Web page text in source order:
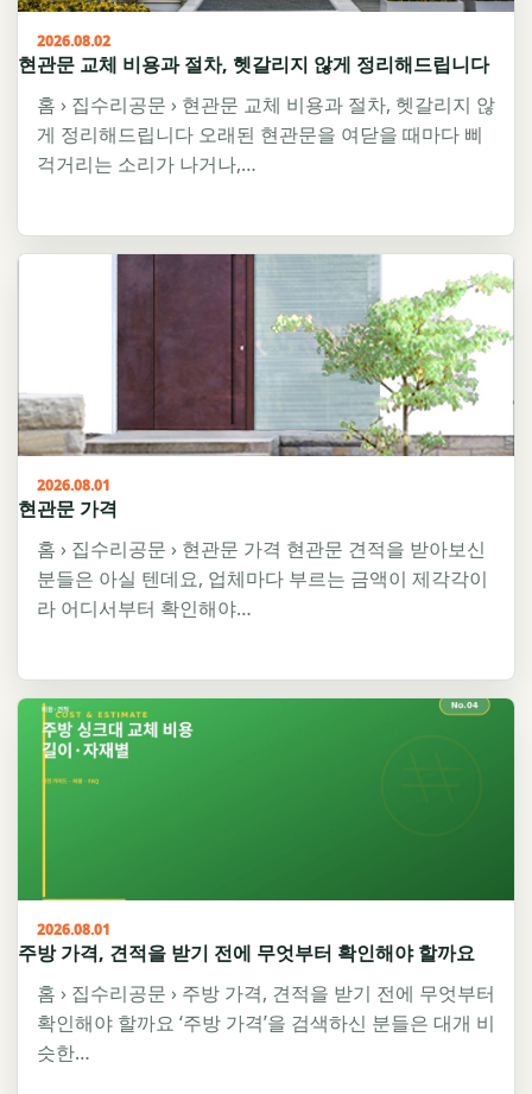
2026.08.02
현관문 교체 비용과 절차, 헷갈리지 않게 정리해드립니다
홈 › 집수리공문 › 현관문 교체 비용과 절차, 헷갈리지 않
게 정리해드립니다 오래된 현관문을 여닫을 때마다 삐
걱거리는 소리가 나거나,…
2026.08.01
현관문 가격
홈 › 집수리공문 › 현관문 가격 현관문 견적을 받아보신
분들은 아실 텐데요, 업체마다 부르는 금액이 제각각이
라 어디서부터 확인해야…
2026.08.01
주방 가격, 견적을 받기 전에 무엇부터 확인해야 할까요
홈 › 집수리공문 › 주방 가격, 견적을 받기 전에 무엇부터
확인해야 할까요 ‘주방 가격’을 검색하신 분들은 대개 비
슷한…